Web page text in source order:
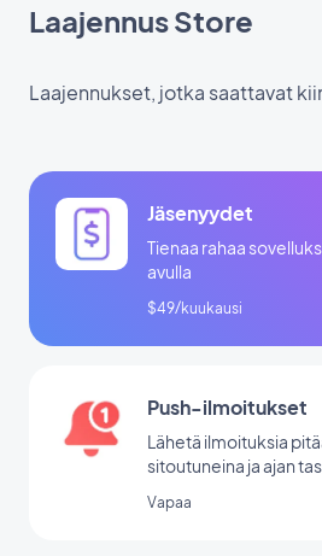
Laajennus Store
Laajennukset, jotka saattavat
Jäsenyydet
Tienaa rahaa
avulla
$49/kuukausi
Push-ilmoitukset
Lähetä ilmoituksia
sitoutuneina ja ajan
Vapaa